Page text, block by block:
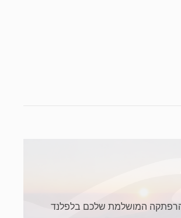
המושלמת שלכם בלפלנד